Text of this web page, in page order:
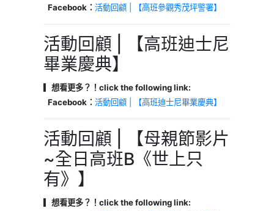
Facebook： 活動回顧 | 【高班參觀秀茂坪警署】
活動回顧 | 【高班迪士尼
畢業慶典】
▎想看更多？！click the following link:
Facebook： 活動回顧 | 【高班迪士尼畢業慶典】
活動回顧 | 【母親節影片
~全日高班B《世上只
有》】
▎想看更多？！click the following link: